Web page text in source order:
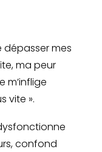
dépasser mes
ma peur
m’inflige
vite ».
confond